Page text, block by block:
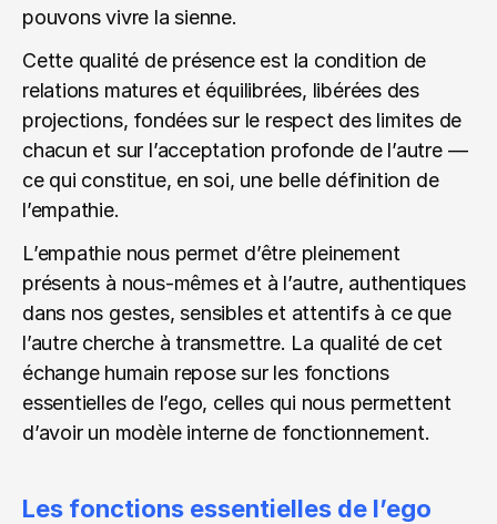
pouvons vivre la sienne.
Cette qualité de présence est la condition de
relations matures et équilibrées, libérées des
projections, fondées sur le respect des limites de
chacun et sur l’acceptation profonde de l’autre —
ce qui constitue, en soi, une belle définition de
l’empathie.
L’empathie nous permet d’être pleinement
présents à nous-mêmes et à l’autre, authentiques
dans nos gestes, sensibles et attentifs à ce que
l’autre cherche à transmettre. La qualité de cet
échange humain repose sur les fonctions
essentielles de l’ego, celles qui nous permettent
d’avoir un modèle interne de fonctionnement.
Les fonctions essentielles de l’ego